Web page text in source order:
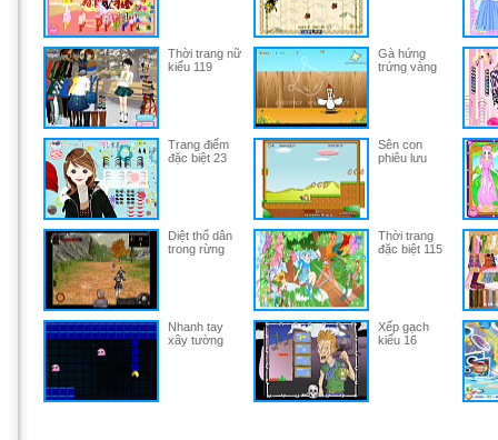
Thời trang nữ
kiểu 119
Gà hứng
trứng vàng
Trang điểm
đặc biệt 23
Sên con
phiêu lưu
Diệt thổ dân
trong rừng
Thời trang
đặc biệt 115
Nhanh tay
xây tường
Xếp gạch
kiểu 16